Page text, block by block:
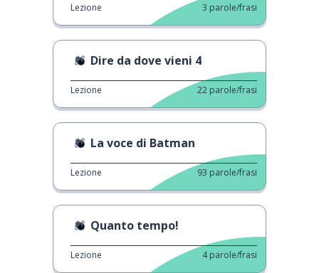
Lezione 3 parole/frasi
Dire da dove vieni 4
Lezione 22 parole/frasi
La voce di Batman
Lezione 93 parole/frasi
Quanto tempo!
Lezione 4 parole/frasi